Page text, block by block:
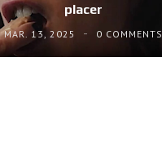
placer
MAR. 13, 2025 0 COMMENTS